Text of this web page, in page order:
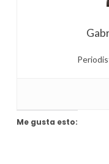
Me gusta esto: